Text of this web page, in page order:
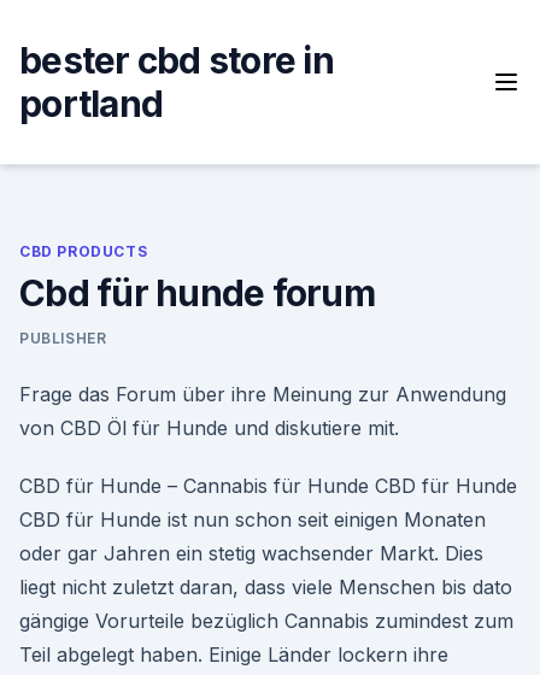
content
bester cbd store in
portland
CBD PRODUCTS
Cbd für hunde forum
PUBLISHER
Frage das Forum über ihre Meinung zur Anwendung
von CBD Öl für Hunde und diskutiere mit.
CBD für Hunde – Cannabis für Hunde CBD für Hunde
CBD für Hunde ist nun schon seit einigen Monaten
oder gar Jahren ein stetig wachsender Markt. Dies
liegt nicht zuletzt daran, dass viele Menschen bis dato
gängige Vorurteile bezüglich Cannabis zumindest zum
Teil abgelegt haben. Einige Länder lockern ihre